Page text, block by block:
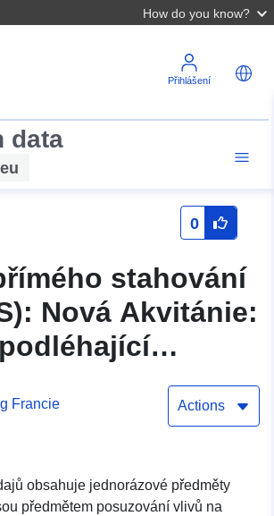
How do you know?
Přihlášení
data
0
stahování
Nová Akvitánie:
vlivů na životní
(s výjimkou
(jednorázové)
Francie Actions
obsahuje jednorázové předměty
předmětem posuzování vlivů na